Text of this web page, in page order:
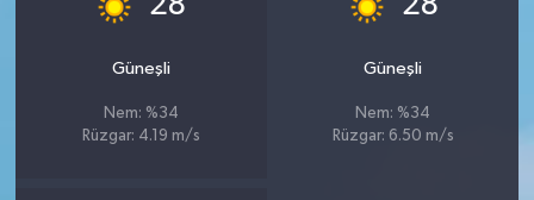
Güneşli
Nem: %34
Rüzgar: 4.19 m/s
Güneşli
Nem: %34
Rüzgar: 6.50 m/s